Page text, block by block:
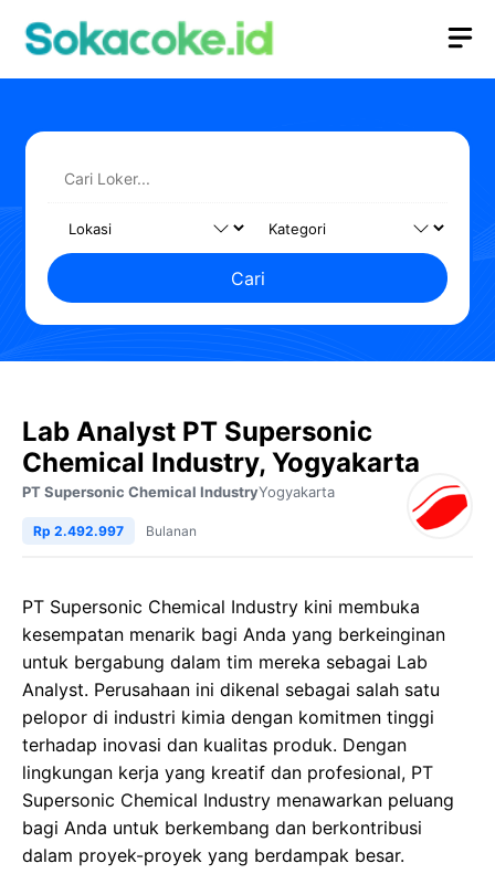
Cari
Lab Analyst PT Supersonic
Chemical Industry, Yogyakarta
PT Supersonic Chemical IndustryYogyakarta
Rp 2.492.997 Bulanan
PT Supersonic Chemical Industry kini membuka
kesempatan menarik bagi Anda yang berkeinginan
untuk bergabung dalam tim mereka sebagai Lab
Analyst. Perusahaan ini dikenal sebagai salah satu
pelopor di industri kimia dengan komitmen tinggi
terhadap inovasi dan kualitas produk. Dengan
lingkungan kerja yang kreatif dan profesional, PT
Supersonic Chemical Industry menawarkan peluang
bagi Anda untuk berkembang dan berkontribusi
dalam proyek-proyek yang berdampak besar.